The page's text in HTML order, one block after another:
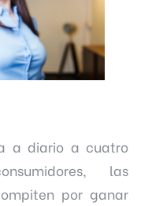
a diario a cuatro
las
por ganar